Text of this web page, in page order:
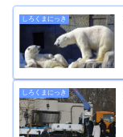
しろくまにっき
しろくまにっき